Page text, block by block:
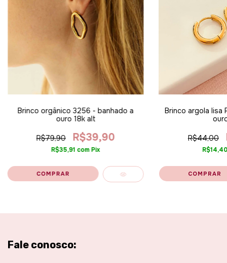
Brinco orgânico 3256 - banhado a
ouro 18k alt
R$79,90 R$39,90
R$35,91 comPix
Brinco argola lisa
R$44,00
Fale conosco: